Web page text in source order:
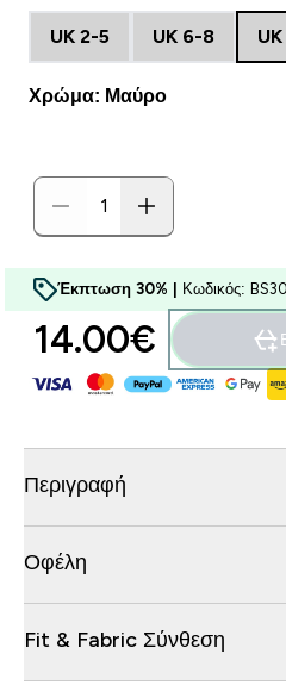
UK 2-5 UK 6-8
Χρώμα: Μαύρο
Έκπτωση 30% | Κωδικός: BS30
14.00€‎
Περιγραφή
Οφέλη
Fit & Fabric Σύνθεση